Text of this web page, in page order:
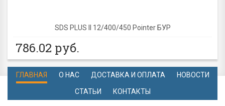
SDS PLUS II 12/400/450 Pointer БУР
786.02 руб.
ГЛАВНАЯ О НАС ДОСТАВКА И ОПЛАТА НОВОСТИ
СТАТЬИ КОНТАКТЫ